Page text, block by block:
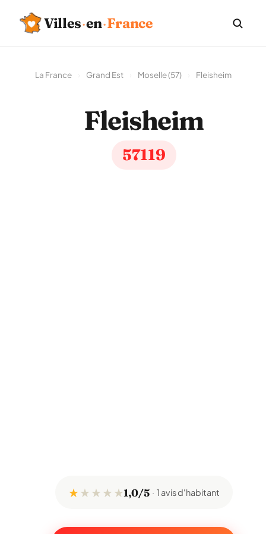
Villes·en·France
La France Grand Est Moselle (57) Fleisheim
Fleisheim
57119
★★ ★ ★ ★1,0/5 1 avis d'habitant